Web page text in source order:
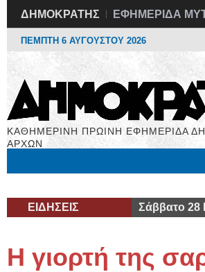
ΔΗΜΟΚΡΑΤΗΣ ΕΦΗΜΕΡΙΔΑ
ΠΕΜΠΤΗ 6 ΑΥΓΟΥΣΤΟΥ 2026
ΚΑΘΗΜΕΡΙΝΗ ΠΡΩΙΝΗ ΕΦΗΜΕΡΙΔΑ
ΑΡΧΩΝ
ΕΙΔΗΣΕΙΣ Σάββατο 28
Η γιορτή της